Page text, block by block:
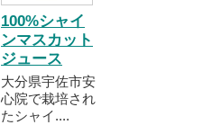
100%シャイ
ンマスカット
ジュース
大分県宇佐市安
心院で栽培され
たシャイ....